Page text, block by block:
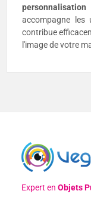
personnalisation
accompagne les
contribue
l'image de votre
Expert enObjets